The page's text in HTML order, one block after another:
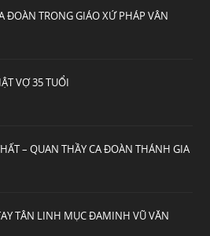
ĐOÀN TRONG GIÁO XỨ PHÁP VÂN
VỢ 35 TUỔI
– QUAN THẦY CA ĐOÀN THÁNH GIA
TÂN LINH MỤC ĐAMINH VŨ VĂN